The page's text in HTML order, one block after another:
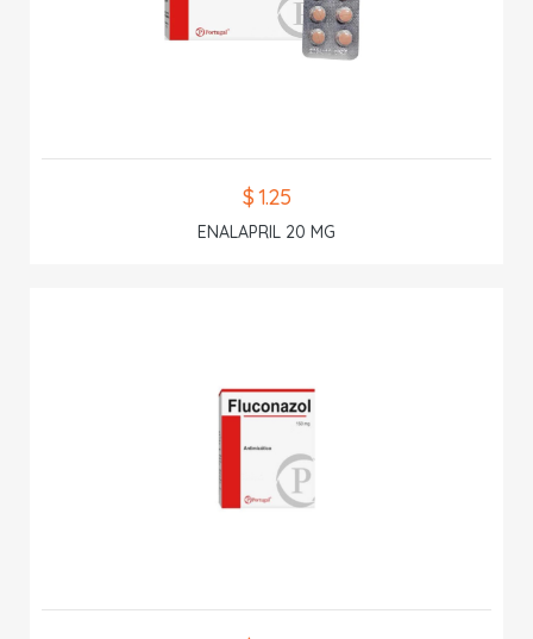
$ 1.25
ENALAPRIL 20 MG